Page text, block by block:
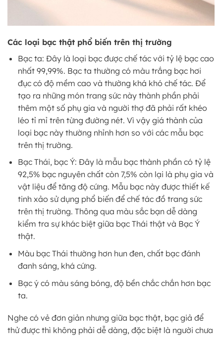
Các loại bạc thật phổ biến trên thị trường
Bạc ta: Đây là loại bạc được chế tác với tỷ lệ bạc cao
nhất 99,99%. Bạc ta thường có màu trắng bạc hơi
đục có độ mềm cao và thường khá khó chế tác. Để
tạo ra những món trang sức này thành phần phải
thêm một số phụ gia và người thợ đã phải rất khéo
léo tỉ mỉ trên từng đường nét. Vì vậy giá thành của
loại bạc này thường nhỉnh hơn so với các mẫu bạc
trên thị trường.
Bạc Thái, bạc Ý: Đây là mẫu bạc thành phần có tỷ lệ
92,5% bạc nguyên chất còn 7,5% còn lại là phụ gia và
vật liệu để tăng độ cứng. Mẫu bạc này được thiết kế
tinh xảo sử dụng phổ biến để chế tác đồ trang sức
trên thị trường. Thông qua màu sắc bạn dễ dàng
kiểm tra sự khác biệt giữa bạc Thái thật và Bạc Ý
thật.
Màu bạc Thái thường hơn hun đen, chất bạc đánh
đanh sáng, khá cứng.
Bạc ý có màu sáng bóng, độ bền chắc chắn hơn bạc
ta.
Nghe có vẻ đơn giản nhưng giữa bạc thật, bạc giả để
thử được thì không phải dễ dàng, đặc biệt là người chưa